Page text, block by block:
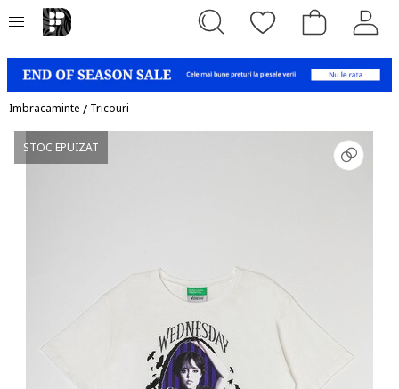
Imbracaminte / Tricouri
STOC EPUIZAT